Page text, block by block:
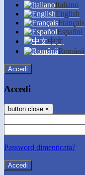
Italiano
English
Français
Español
中文
Română
Accedi
Accedi
button close ×
Password dimenticata?